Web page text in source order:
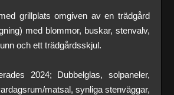
grillplats omgiven av en trädgård
med blommor, buskar, stenvalv,
och ett trädgårdsskjul.
2024; Dubbelglas, solpaneler,
matsal, synliga stenväggar,